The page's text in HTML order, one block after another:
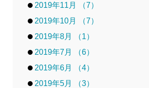
2019年11月 （7）
2019年10月 （7）
2019年8月 （1）
2019年7月 （6）
2019年6月 （4）
2019年5月 （3）